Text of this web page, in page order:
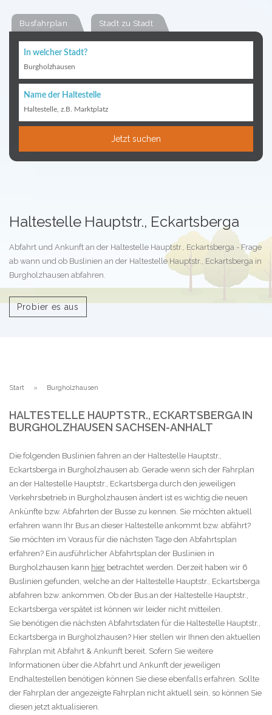
Busfahrplan Stadt zu Stadt
In welcher Stadt?
Burgholzhausen
Name der Haltestelle
Haltestelle, z.B. Marktplatz
Jetzt suchen
Haltestelle Hauptstr., Eckartsberga
Abfahrt und Ankunft an der Haltestelle Hauptstr., Eckartsberga - Frage
ab wann und ob Buslinien an der Haltestelle Hauptstr., Eckartsberga in
Burgholzhausen abfahren.
Probier es aus
Start Burgholzhausen
HALTESTELLE HAUPTSTR., ECKARTSBERGA IN
BURGHOLZHAUSEN SACHSEN-ANHALT
Die folgenden Buslinien fahren an der Haltestelle Hauptstr.,
Eckartsberga in Burgholzhausen ab. Gerade wenn sich der Fahrplan
an der Haltestelle Hauptstr., Eckartsberga durch den jeweiligen
Verkehrsbetrieb in Burgholzhausen ändert ist es wichtig die neuen
Ankünfte bzw. Abfahrten der Busse zu kennen. Sie möchten aktuell
erfahren wann Ihr Bus an dieser Haltestelle ankommt bzw. abfährt?
Sie möchten im Voraus für die nächsten Tage den Abfahrtsplan
erfahren? Ein ausführlicher Abfahrtsplan der Buslinien in
Burgholzhausen kann hier betrachtet werden. Derzeit haben wir 6
Buslinien gefunden, welche an der Haltestelle Hauptstr., Eckartsberga
abfahren bzw. ankommen. Ob der Bus an der Haltestelle Hauptstr.,
Eckartsberga verspätet ist können wir leider nicht mitteilen.
Sie benötigen die nächsten Abfahrtsdaten für die Haltestelle Hauptstr.,
Eckartsberga in Burgholzhausen? Hier stellen wir Ihnen den aktuellen
Fahrplan mit Abfahrt & Ankunft bereit. Sofern Sie weitere
Informationen über die Abfahrt und Ankunft der jeweiligen
Endhaltestellen benötigen können Sie diese ebenfalls erfahren. Sollte
der Fahrplan der angezeigte Fahrplan nicht aktuell sein, so können Sie
diesen jetzt aktualisieren.